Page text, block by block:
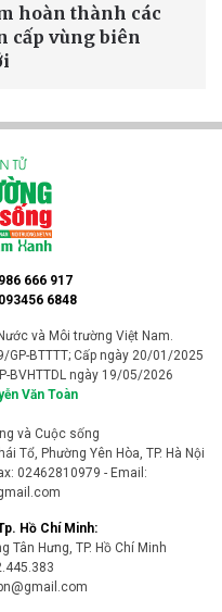
chấm dứt tình
úng ngập
sở, ngành và địa phương
tác phòng, chống úng ngập;
nước, nâng cao năng lực
hưởng của mưa lớn trong